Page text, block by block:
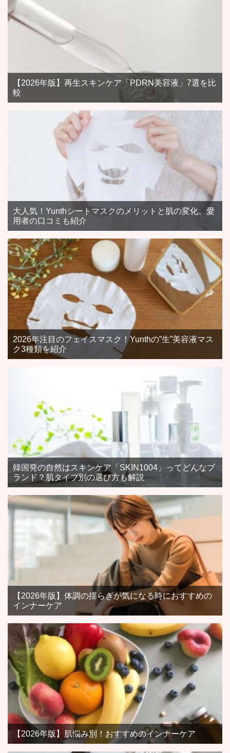
【2026年版】再生スキンケア「PDRN美容液」7選を比
較
大人気！Yunthシートマスクのメリットと肌の変化、愛
用者の口コミも紹介
2026年注目のフェイスマスク！Yunthの”生”美容液マス
ク3種類を紹介
韓国発の自然はスキンケア「SKIN1004」ってどんなブ
ランド？肌タイプ別の選び方も解説
【2026年版】体調の揺らぎが気になる時におすすめの
インナーケア
【2026年版】肌悩み別！おすすめのインナーケア